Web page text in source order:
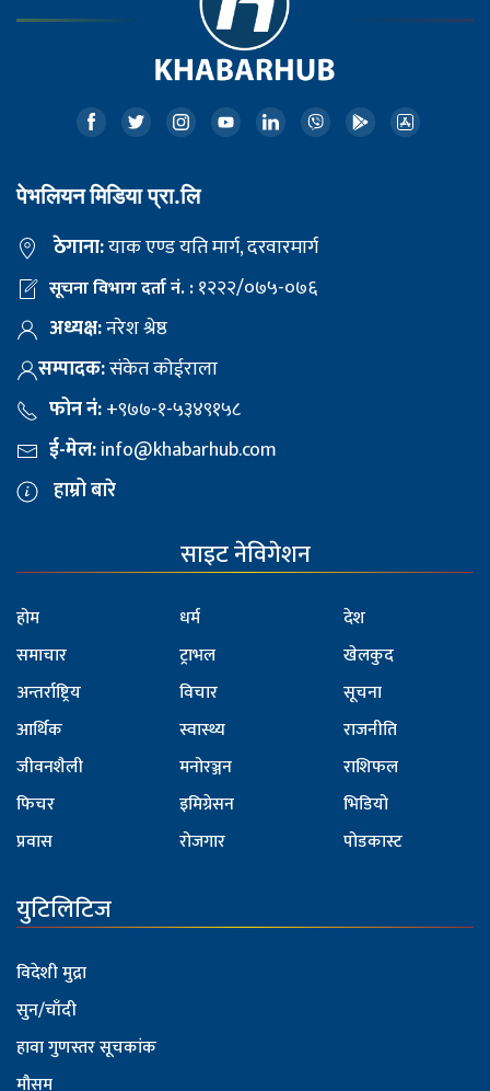
पेभलियन मिडिया प्रा.लि
ठेगाना:याक एण्ड यति मार्ग, दरवारमार्ग
सूचना विभाग दर्ता नं. :१२२२/०७५-०७६
अध्यक्ष:नरेश श्रेष्ठ
सम्पादक:संकेत कोईराला
फोन नं:+९७७-१-५३४९१५८
ई-मेल:info@khabarhub.com
हाम्रो बारे
साइट नेविगेशन
होम
समाचार
अन्तर्राष्ट्रिय
आर्थिक
जीवनशैली
फिचर
प्रवास
धर्म
ट्राभल
विचार
स्वास्थ्य
मनोरञ्जन
इमिग्रेसन
रोजगार
देश
खेलकुद
सूचना
राजनीति
राशिफल
भिडियो
पोडकास्ट
युटिलिटिज
विदेशी मुद्रा
सुन/चाँदी
हावा गुणस्तर सूचकांक
मौसम